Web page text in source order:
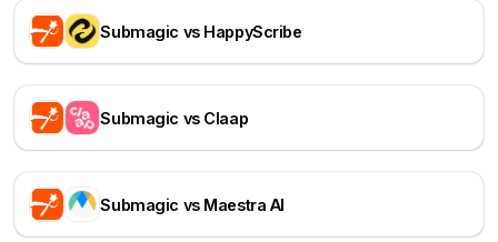
Submagic vs HappyScribe
Submagic vs Claap
Submagic vs Maestra AI